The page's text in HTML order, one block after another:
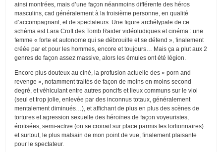
ainsi montrées, mais d’une façon néanmoins différente des héros
masculins, cad généralement à la troisième personne, en qualité
d’accompagnant, et de spectateurs. Une figure archétypale de ce
schéma est Lara Croft des Tomb Raider vidéoludiques et cinéma : une
femme « forte et autonome qui se débrouille et se défend », finalement
créée par et pour les hommes, encore et toujours… Mais ça a plut aux 2
genres de façon assez massive, alors les émules ont été légion.
Encore plus douteux au ciné, la profusion actuelle des « porn and
revenge », notamment traités de façon de moins en moins second
degré, et véhiculant entre autres poncifs et lieux communs sur le viol
(seul et trop jolie, enlevée par des inconnus totaux, généralement
mentalement diminués…), et affichant de plus en plus des scènes de
tortures et agression sexuelle des héroïnes de façon voyeuristes,
érotisées, semi-active (on se croirait sur place parmis les tortionnaires)
et surtout, le plus malsain de mon point de vue, finalement plaisante
pour le spectateur.